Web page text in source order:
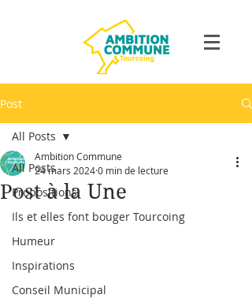
Post
All Posts
Propositions
Ils et elles font bouger Tourcoing
Humeur
Inspirations
Conseil Municipal
All Posts
Post à la Une
Ambition Commune
24 mars 20240 min de lecture